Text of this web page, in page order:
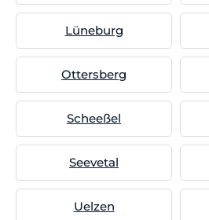
Lüneburg
Ottersberg
Scheeßel
Seevetal
Uelzen